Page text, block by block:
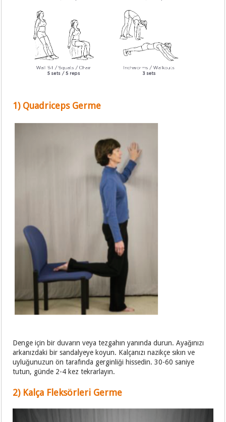
1) Quadriceps Germe
Denge için bir duvarın veya tezgahın yanında durun. Ayağınızı
arkanızdaki bir sandalyeye koyun. Kalçanızı nazikçe sıkın ve
uyluğunuzun ön tarafında gerginliği hissedin. 30-60 saniye
tutun, günde 2-4 kez tekrarlayın.
2) Kalça Fleksörleri Germe